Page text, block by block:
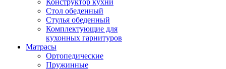
Конструктор кухни
Стол обеденный
Стулья обеденный
Комплектующие для
кухонных гарнитуров
Матраcы
Ортопедические
Пружинные